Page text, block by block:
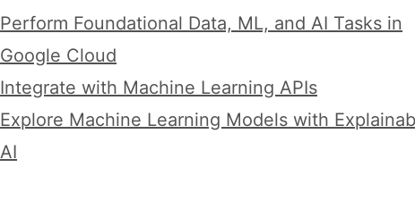
Perform Foundational Data, ML, and AI Tasks in
Google Cloud
Integrate with Machine Learning APIs
Explore Machine Learning Models with
AI